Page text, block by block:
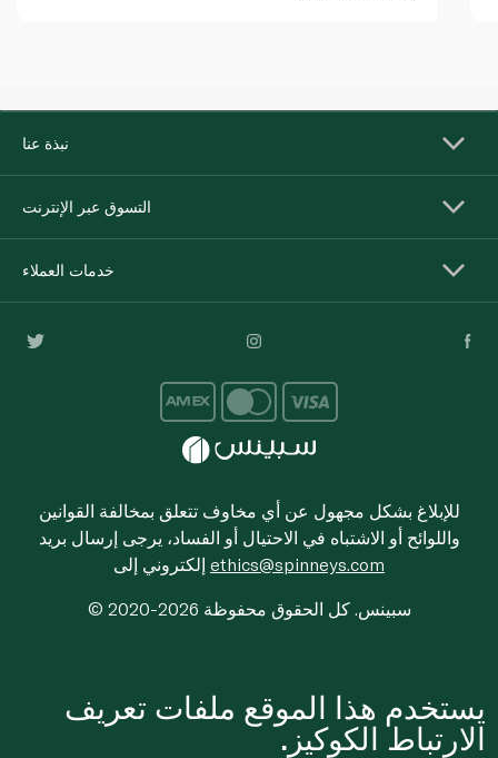
نبذة عنا
التسوق عبر الإنترنت
خدمات العملاء
للإبلاغ بشكل مجهول عن أي مخاوف تتعلق بمخالفة القوانين
واللوائح أو الاشتباه في الاحتيال أو الفساد، يرجى إرسال بريد
ethics@spinneys.com
© 2020-2026 سبينس. كل الحقوق محفوظة
يستخدم هذا الموقع ملفات تعريف
الارتباط الكوكيز.